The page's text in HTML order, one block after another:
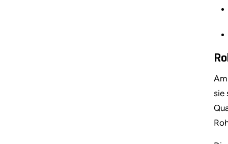
sie